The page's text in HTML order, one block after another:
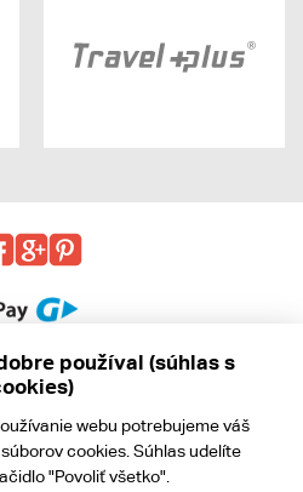
podmienky
údajov
používal (súhlas s
webu potrebujeme váš
cookies. Súhlas udelíte
"Povoliť všetko".